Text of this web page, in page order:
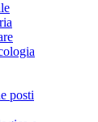
posti